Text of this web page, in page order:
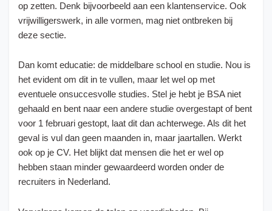
op zetten. Denk bijvoorbeeld aan een klantenservice. Ook
vrijwilligerswerk, in alle vormen, mag niet ontbreken bij
deze sectie.
Dan komt educatie: de middelbare school en studie. Nou is
het evident om dit in te vullen, maar let wel op met
eventuele onsuccesvolle studies. Stel je hebt je BSA niet
gehaald en bent naar een andere studie overgestapt of bent
voor 1 februari gestopt, laat dit dan achterwege. Als dit het
geval is vul dan geen maanden in, maar jaartallen. Werkt
ook op je CV. Het blijkt dat mensen die het er wel op
hebben staan minder gewaardeerd worden onder de
recruiters in Nederland.